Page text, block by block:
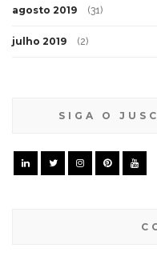
agosto 2019 (31)
julho 2019 (2)
SIGA O